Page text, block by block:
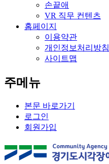
손끝애
VR 직무 컨텐츠
홈페이지
이용약관
개인정보처리방침
사이트맵
주메뉴
본문 바로가기
로그인
회원가입